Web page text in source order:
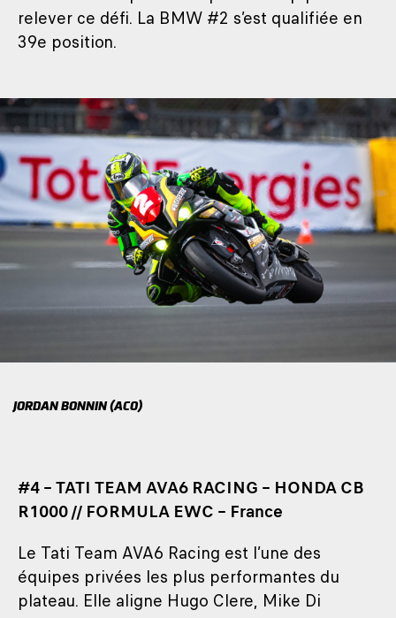
relever ce défi. La BMW #2 s’est qualifiée en
39e position.
JORDAN BONNIN (ACO)
#4 – TATI TEAM AVA6 RACING – HONDA CB
R1000 // FORMULA EWC – France
Le Tati Team AVA6 Racing est l’une des
équipes privées les plus performantes du
plateau. Elle aligne Hugo Clere, Mike Di